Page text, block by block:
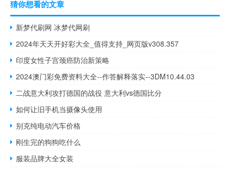
猜你想看的文章
新梦代刷网 冰梦代网刷
2024年天天开好彩大全_值得支持_网页版v308.357
印度女性子宫颈癌防治新策略
2024澳门彩免费资料大全--作答解释落实--3DM10.44.03
二战意大利攻打德国的战役 意大利vs德国比分
如何让旧手机当摄像头使用
别克纯电动汽车价格
刚生完的狗狗吃什么
服装品牌大全女装